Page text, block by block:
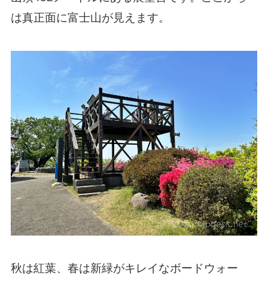
は真正面に富士山が見えます。
秋は紅葉、春は新緑がキレイなボードウォー